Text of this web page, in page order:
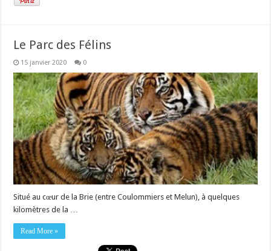
Le Parc des Félins
15 janvier 2020 0
Situé au cœur de la Brie (entre Coulommiers et Melun), à quelques
kilomètres de la …
Read More »